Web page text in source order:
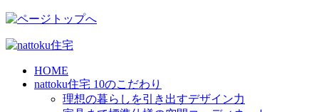
HOME
nattoku住宅 10のこだわり
理想の暮らしを引き出すデザイン力